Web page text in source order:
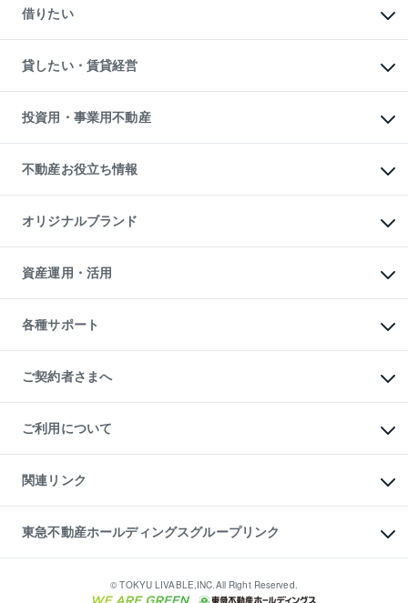
中古一戸建ての購入
不動産購入の流れ
注目キーワード物件特集
購入ガイド
English 繁体中文簡体中文
一戸建ての売却・査定
土地の売却・査定
スピードAI査定
不動産査定について
不動産売却の流れ
不動産買換えの流れ
売却ガイド
借りたい
オフィス・店舗の賃貸
借りるときの流れ
借りるガイド
貸したい・賃貸経営
マンション賃料データ
賃貸管理プラン
リロケーションについて
貸すガイド
投資用・事業用不動産
事業用不動産
マンション投資
投資用マンション
アパート経営
収益物件
ビル購入（ビル一棟）
投資用不動産の売却査定
事業用不動産の売却査定
不動産お役立ち情報
マンションライブラリー
人気マンションランキング
暮らしに役立つ不動産メディア
不動産相場・不動産価格情報
不動産コラム・ニュース
不動産用語集
不動産なんでもネット相談室
住まいの税金
オリジナルブランド
一棟リノベーションマンション
L`GENTE（ルジェンテ）
区分リノベーションマンション
投資用一棟レジデンスWELL
不動産小口投資
LEGACIA（レガシア）
資産運用・活用
不動産M&A
アセットマネジメント・出資
各種サポート
相続サポート
リフォームサポート
ご契約者さまへ
ご紹介・再契約特典
入居者様専用-各種ご案内（賃貸）
東急こすもす会「こすもすWeb」
ご利用について
金融商品取引について
東急リバブル ソーシャルメディアポリシー
ご意見・お問い合わせ（金融商品取引専用の相談・お問い合わせ窓口）
ダイレクトメール（郵送物）・Eメールなどの送付停止について
関連リンク
これからご結婚される方に東急百貨店のブライダルクラブ
人材サービスのご用命は 東急リバブルスタッフ株式会社まで
東北の逸品を贈ります 東北すぐれものセレクション
東急不動産ホールディングスグループリンク
東急コミュニティー© TOKYU LIVABLE,INC.All Right Reserved.